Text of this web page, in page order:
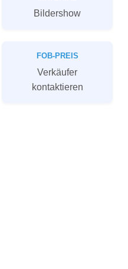
Bildershow
FOB-PREIS
Verkäufer
kontaktieren